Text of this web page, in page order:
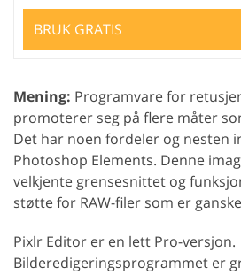
BRUK GRATIS
Mening: Programvare for
promoterer seg på flere måter
Det har noen fordeler og nesten
Photoshop Elements. Denne
velkjente grensesnittet og
støtte for RAW-filer som er
Pixlr Editor er en lett Pro-versjon.
Bilderedigeringsprogrammet er